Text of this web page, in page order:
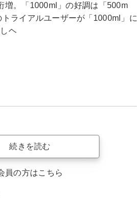
増。「1000ml」の好調は「500m
トライアルユーザーが「1000ml」に
ヘ
続きを読む
員の方はこちら